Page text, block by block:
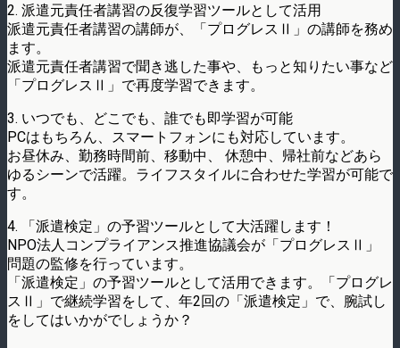
2. 派遣元責任者講習の反復学習ツールとして活用
派遣元責任者講習の講師が、「プログレスⅡ」の講師を務め
ます。
派遣元責任者講習で聞き逃した事や、もっと知りたい事など
「プログレスⅡ」で再度学習できます。
3. いつでも、どこでも、誰でも即学習が可能
PCはもちろん、スマートフォンにも対応しています。
お昼休み、勤務時間前、移動中、 休憩中、帰社前などあら
ゆるシーンで活躍。ライフスタイルに合わせた学習が可能で
す。
4. 「派遣検定」の予習ツールとして大活躍します！
NPO法人コンプライアンス推進協議会が「プログレスⅡ」
問題の監修を行っています。
「派遣検定」の予習ツールとして活用できます。「プログレ
スⅡ」で継続学習をして、年2回の「派遣検定」で、腕試し
をしてはいかがでしょうか？